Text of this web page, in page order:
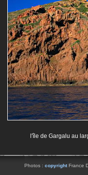
l'île de Gargalu au
Photos : copyrightFrance